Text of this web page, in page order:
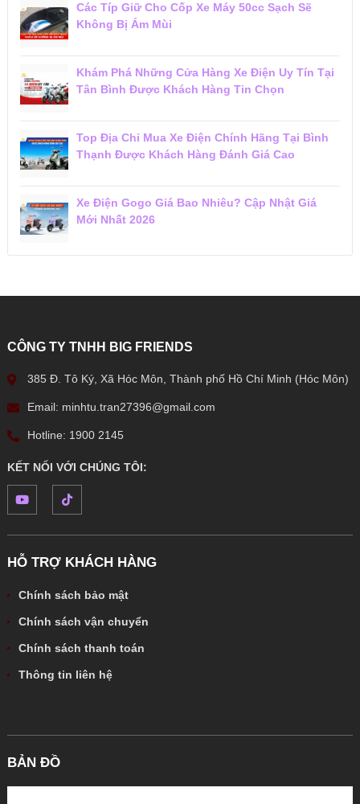
Các Típ Giữ Cho Cốp Xe Máy 50cc Sạch Sẽ
Không Bị Ám Mùi
Khám Phá Những Cửa Hàng Xe Điện Uy Tín Tại
Tân Bình Được Khách Hàng Tin Chọn
Top Địa Chỉ Mua Xe Điện Chính Hãng Tại Bình
Thạnh Được Khách Hàng Đánh Giá Cao
Xe Điện Gogo Giá Bao Nhiêu? Cập Nhật Giá
Mới Nhất 2026
CÔNG TY TNHH BIG FRIENDS
385 Đ. Tô Ký, Xã Hóc Môn, Thành phố Hồ Chí Minh (Hóc Môn)
Email: minhtu.tran27396@gmail.com
Hotline: 1900 2145
KẾT NỐI VỚI CHÚNG TÔI:
HỖ TRỢ KHÁCH HÀNG
Chính sách bảo mật
Chính sách vận chuyển
Chính sách thanh toán
Thông tin liên hệ
BẢN ĐỒ